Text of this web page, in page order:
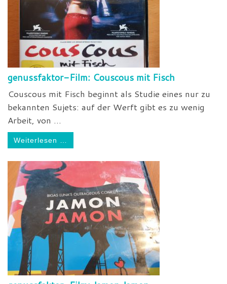
genussfaktor-Film: Couscous mit Fisch
Couscous mit Fisch beginnt als Studie eines nur zu
bekannten Sujets: auf der Werft gibt es zu wenig
Arbeit, von ...
Weiterlesen …